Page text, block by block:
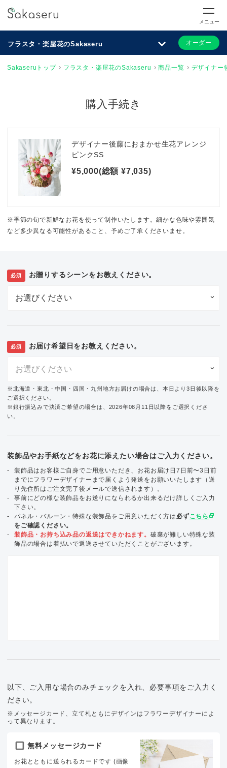
メニュー
フラスタ・楽屋花のSakaseru オーダー
Sakaseruトップ フラスタ・楽屋花のSakaseru 商品一覧 デザイナー
購入手続き
デザイナー後藤におまかせ生花アレンジ
ピンクSS
¥5,000(総額 ¥7,035)
※季節の旬で新鮮なお花を使って制作いたします。細かな色味や雰囲気
など多少異なる可能性があること、予めご了承くださいませ。
必須 お贈りするシーンをお教えください。
必須 お届け希望日をお教えください。
※北海道・東北・中国・四国・九州地方お届けの場合は、本日より3日後以降を
ご選択ください。
※銀行振込みで決済ご希望の場合は、2026年08月11日以降をご選択くださ
い。
装飾品やお手紙などをお花に添えたい場合はご入力ください。
装飾品はお客様ご自身でご用意いただき、お花お届け日7日前〜3日前
までにフラワーデザイナーまで届くよう発送をお願いいたします（送
り先住所はご注文完了後メールで送信されます）。
事前にどの様な装飾品をお送りになられるか出来るだけ詳しくご入力
下さい。
パネル・バルーン・特殊な装飾品をご用意いただく方は 必ずこちら select_window
をご確認ください。
装飾品・お持ち込み品の返送はできかねます。 破棄が難しい特殊な装
飾品の場合は着払いで返送させていただくことがございます。
以下、ご入用な場合のみチェックを入れ、必要事項をご入力く
ださい。
※メッセージカード、立て札ともにデザインはフラワーデザイナーによ
って異なります。
無料メッセージカード
お花とともに送られるカードです (画像